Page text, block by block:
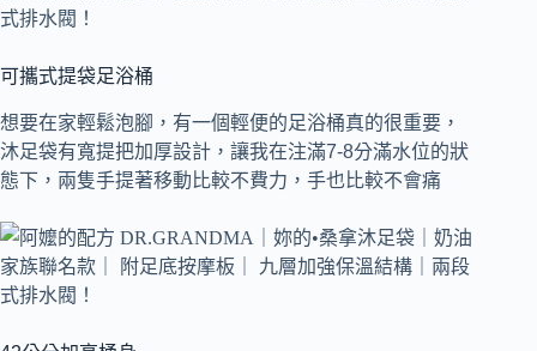
可攜式提袋足浴桶
想要在家輕鬆泡腳，有一個輕便的足浴桶真的很重要，
沐足袋有寬提把加厚設計，讓我在注滿7-8分滿水位的狀
態下，兩隻手提著移動比較不費力，手也比較不會痛